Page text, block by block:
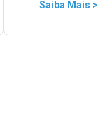
Saiba Mais >